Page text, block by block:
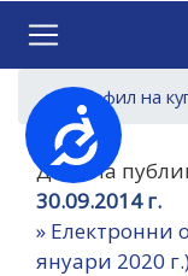
достъпност.
Профил на
Дата на
30.09.2014 г.
» Електронни
януари 2020